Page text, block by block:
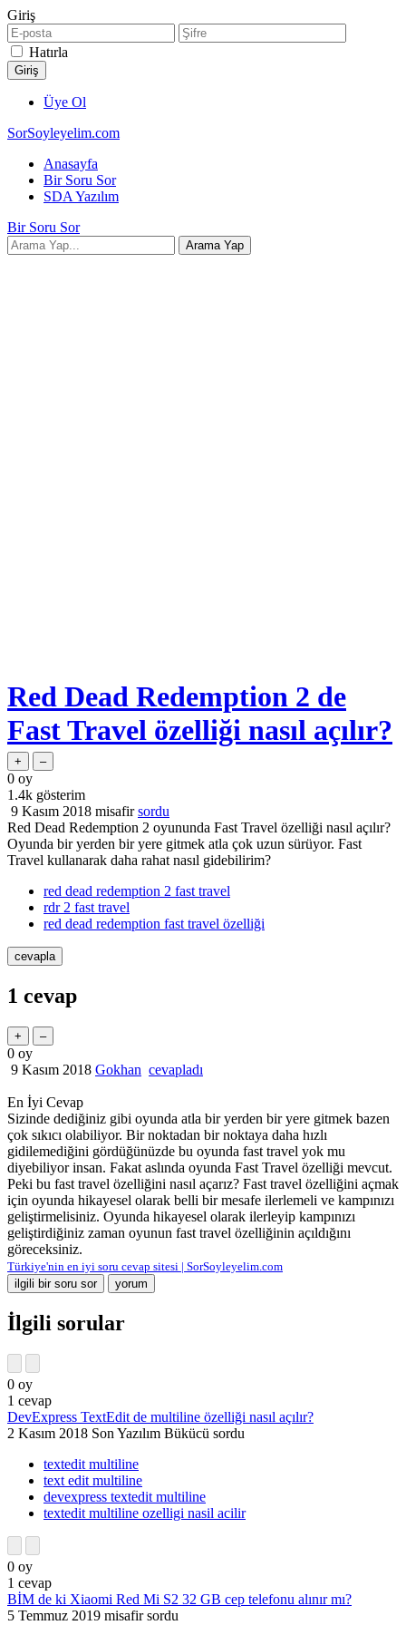
Giriş
Hatırla
Üye Ol
SorSoyleyelim.com
Anasayfa
Bir Soru Sor
SDA Yazılım
Bir Soru Sor
Red Dead Redemption 2 de
Fast Travel özelliği nasıl açılır?
0 oy
1.4k gösterim
9 Kasım 2018 misafir sordu
Red Dead Redemption 2 oyununda Fast Travel özelliği nasıl açılır?
Oyunda bir yerden bir yere gitmek atla çok uzun sürüyor. Fast
Travel kullanarak daha rahat nasıl gidebilirim?
red dead redemption 2 fast travel
rdr 2 fast travel
red dead redemption fast travel özelliği
1 cevap
0 oy
9 Kasım 2018 Gokhan cevapladı
En İyi Cevap
Sizinde dediğiniz gibi oyunda atla bir yerden bir yere gitmek bazen
çok sıkıcı olabiliyor. Bir noktadan bir noktaya daha hızlı
gidilemediğini gördüğünüzde bu oyunda fast travel yok mu
diyebiliyor insan. Fakat aslında oyunda Fast Travel özelliği mevcut.
Peki bu fast travel özelliğini nasıl açarız? Fast travel özelliğini açmak
için oyunda hikayesel olarak belli bir mesafe ilerlemeli ve kampınızı
geliştirmelisiniz. Oyunda hikayesel olarak ilerleyip kampınızı
geliştirdiğiniz zaman oyunun fast travel özelliğinin açıldığını
göreceksiniz.
Türkiye'nin en iyi soru cevap sitesi | SorSoyleyelim.com
İlgili sorular
0 oy
1 cevap
DevExpress TextEdit de multiline özelliği nasıl açılır?
2 Kasım 2018 Son Yazılım Bükücü sordu
textedit multiline
text edit multiline
devexpress textedit multiline
textedit multiline ozelligi nasil acilir
0 oy
1 cevap
BİM de ki Xiaomi Red Mi S2 32 GB cep telefonu alınır mı?
5 Temmuz 2019 misafir sordu